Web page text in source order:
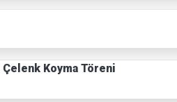
Koyma Töreni